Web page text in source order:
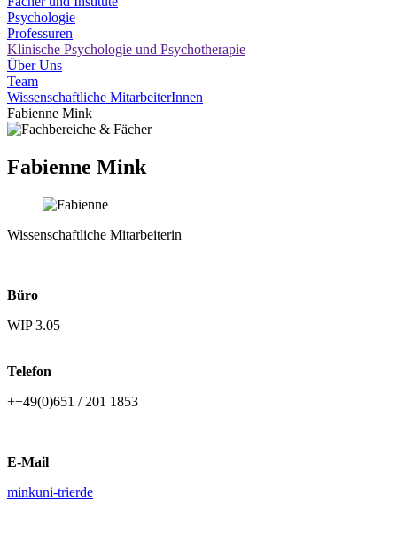
Psychologie
Professuren
Klinische Psychologie und Psychotherapie
Über Uns
Team
Wissenschaftliche MitarbeiterInnen
Fabienne Mink
Fabienne Mink
Wissenschaftliche Mitarbeiterin
Büro
WIP 3.05
Telefon
++49(0)651 / 201 1853
E-Mail
minkuni-trierde